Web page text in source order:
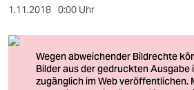
sport
berlin
nord
1.11.2018 0:00 Uhr